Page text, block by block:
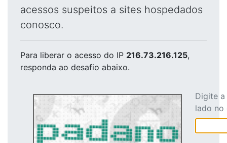
acessos suspeitos a sites hospedados
conosco.
Para liberar o acesso do IP 216.73.216.125,
responda ao desafio abaixo.
Digite
lado no